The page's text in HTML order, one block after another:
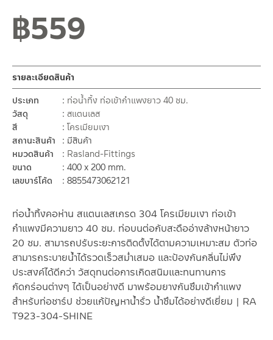
฿559
ท่อน้ำทิ้งคอห่าน สแตนเลสเกรด 304 โครเมียมเงา ท่อเข้า
กำแพงมีความยาว 40 ซม. ท่อบนต่อกับสะดืออ่างล้างหน้ายาว
20 ซม. สามารถปรับระยะการติดตั้งได้ตามความเหมาะสม ตัวท่อ
สามารถระบายน้ำได้รวดเร็วสม่ำเสมอ และป้องกันกลิ่นไม่พึง
ประสงค์ได้ดีกว่า วัสดุทนต่อการเกิดสนิมและทนทานการ
กัดกร่อนต่างๆ ได้เป็นอย่างดี มาพร้อมยางกันซึมเข้ากำแพง
สำหรับท่อชาร์ป ช่วยแก้ปัญหาน้ำรั่ว น้ำซึมได้อย่างดีเยี่ยม | RA
T923-304-SHINE
รายละเอียดสินค้า
ประเภท
ท่อน้ำทิ้ง ท่อเข้ากำแพงยาว 40 ซม.
วัสดุ
สแตนเลส
สี
โครเมียมเงา
สถานะสินค้า
มีสินค้า
หมวดสินค้า
Rasland-Fittings
ขนาด
400 x 200 mm.
เลขบาร์โค้ด
8855473062121